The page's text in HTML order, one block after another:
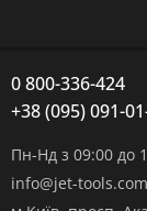
0 800-336-424
+38 (095) 091-
Пн-Нд з 09:00 до
info@jet-